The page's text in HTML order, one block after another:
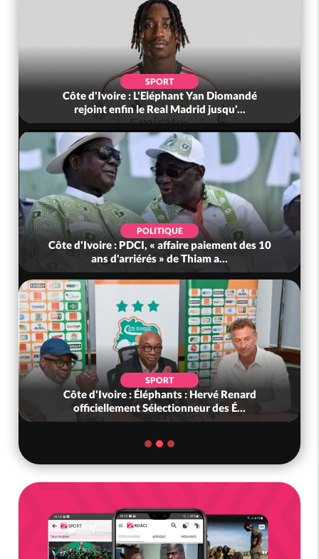
SPORT
Côte d'Ivoire : L'Eléphant Yan Diomandé
rejoint enfin le Real Madrid jusqu'...
POLITIQUE
Côte d'Ivoire : PDCI, « affaire paiement des 10
ans d'arriérés » de Thiam a...
SPORT
Côte d'Ivoire : Éléphants : Hervé Renard
officiellement Sélectionneur des É...